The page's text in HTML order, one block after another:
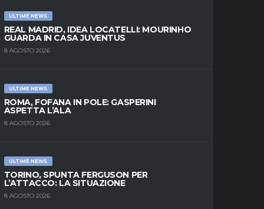
ULTIME NEWS
REAL MADRID, IDEA LOCATELLI: MOURINHO
GUARDA IN CASA JUVENTUS
8 AGOSTO 2026
ULTIME NEWS
ROMA, FOFANA IN POLE: GASPERINI
ASPETTA L’ALA
8 AGOSTO 2026
ULTIME NEWS
TORINO, SPUNTA FERGUSON PER
L’ATTACCO: LA SITUAZIONE
8 AGOSTO 2026